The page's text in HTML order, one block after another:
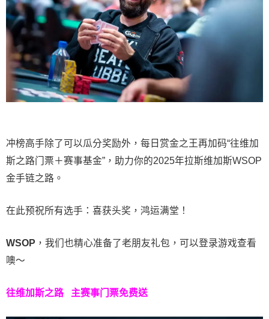
冲榜高手除了可以瓜分奖励外，每日赏金之王再加码“往维加
斯之路门票＋赛事基金”，助力你的2025年拉斯维加斯WSOP
金手链之路。
在此预祝所有选手：喜获头奖，鸿运满堂！
WSOP ，我们也精心准备了老朋友礼包，可以登录游戏查看
噢～
往维加斯之路 主赛事门票免费送